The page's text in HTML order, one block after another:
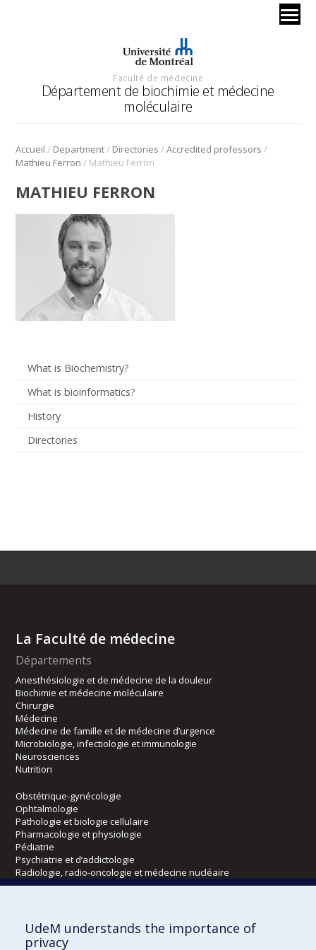
Faculté de médecine
Département de biochimie et médecine
moléculaire
Accueil / Department/ Directories /Accredited professors /
Mathieu Ferron / Mathieu Ferron
What is Biochemistry?
What is bioinformatics?
History
Directories
MATHIEU FERRON
La Faculté de médecine
Départements
Anesthésiologie et de médecine de la douleur
Biochimie et médecine moléculaire
Chirurgie
Médecine
Médecine de famille et de médecine d’urgence
Microbiologie, infectiologie et immunologie
Neurosciences
Nutrition
Obstétrique-gynécologie
Ophtalmologie
Pathologie et biologie cellulaire
Pharmacologie et physiologie
Pédiatrie
Psychiatrie et d’addictologie
Radiologie, radio-oncologie et médecine nucléaire
Écoles
Kinésiologie et des sciences de l’activité physique
UdeM understands the importance of
privacy